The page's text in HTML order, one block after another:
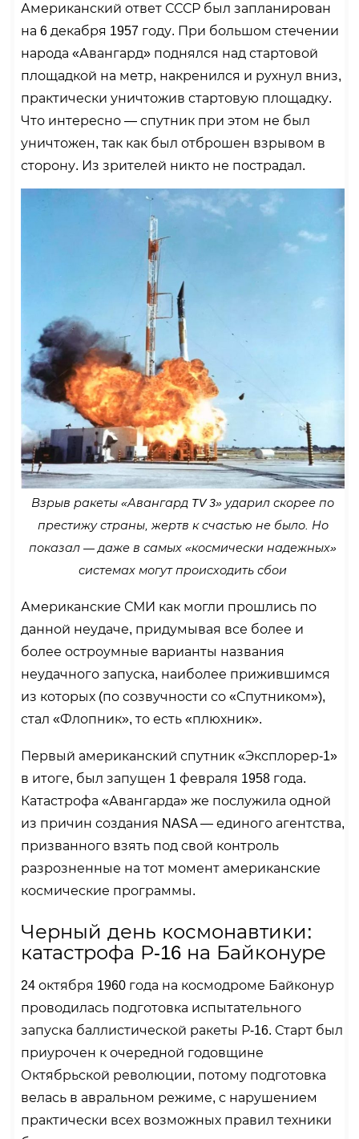
Американский ответ СССР был запланирован
на 6 декабря 1957 году. При большом стечении
народа «Авангард» поднялся над стартовой
площадкой на метр, накренился и рухнул вниз,
практически уничтожив стартовую площадку.
Что интересно — спутник при этом не был
уничтожен, так как был отброшен взрывом в
сторону. Из зрителей никто не пострадал.
Взрыв ракеты «Авангард TV 3» ударил скорее по
престижу страны, жертв к счастью не было. Но
показал — даже в самых «космически надежных»
системах могут происходить сбои
Американские СМИ как могли прошлись по
данной неудаче, придумывая все более и
более остроумные варианты названия
неудачного запуска, наиболее прижившимся
из которых (по созвучности со «Спутником»),
стал «Флопник», то есть «плюхник».
Первый американский спутник «Эксплорер-1»
в итоге, был запущен 1 февраля 1958 года.
Катастрофа «Авангарда» же послужила одной
из причин создания NASA — единого агентства,
призванного взять под свой контроль
разрозненные на тот момент американские
космические программы.
Черный день космонавтики:
катастрофа Р-16 на Байконуре
24 октября 1960 года на космодроме Байконур
проводилась подготовка испытательного
запуска баллистической ракеты Р-16. Старт был
приурочен к очередной годовщине
Октябрьской революции, потому подготовка
велась в авральном режиме, с нарушением
практически всех возможных правил техники